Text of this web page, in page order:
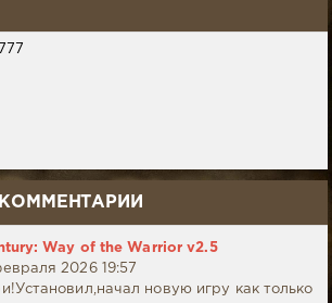
Way of the Warrior v2.5
2026 19:57
новую игру как только